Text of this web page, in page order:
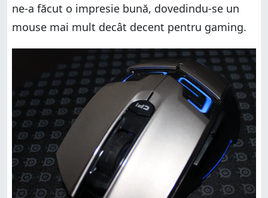
ne-a făcut o impresie bună, dovedindu-se un
mouse mai mult decât decent pentru gaming.